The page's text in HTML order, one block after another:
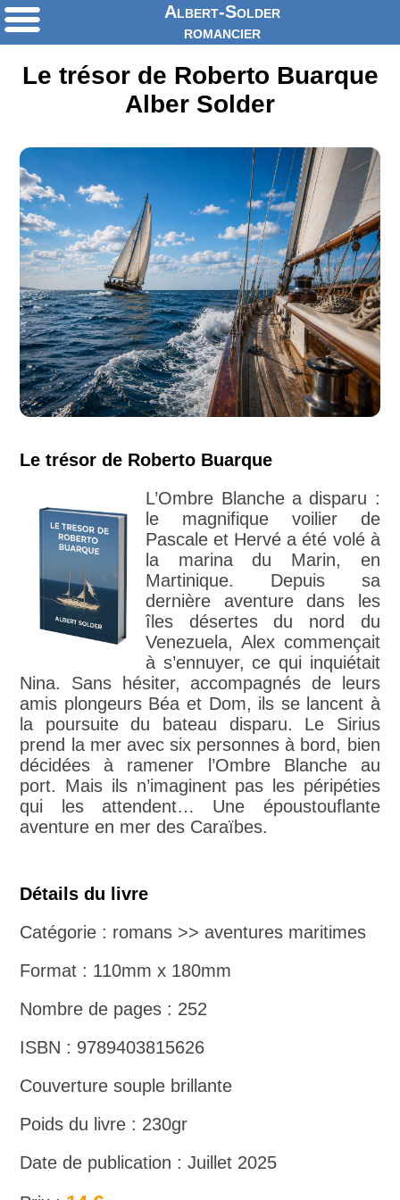
Albert-Solder
romancier
Le trésor de Roberto Buarque
Alber Solder
Le trésor de Roberto Buarque
L’Ombre Blanche a disparu :
le magnifique voilier de
Pascale et Hervé a été volé à
la marina du Marin, en
Martinique. Depuis sa
dernière aventure dans les
îles désertes du nord du
Venezuela, Alex commençait
à s’ennuyer, ce qui inquiétait
Nina. Sans hésiter, accompagnés de leurs
amis plongeurs Béa et Dom, ils se lancent à
la poursuite du bateau disparu. Le Sirius
prend la mer avec six personnes à bord, bien
décidées à ramener l’Ombre Blanche au
port. Mais ils n’imaginent pas les péripéties
qui les attendent… Une époustouflante
aventure en mer des Caraïbes.
Détails du livre
Catégorie : romans >> aventures maritimes
Format : 110mm x 180mm
Nombre de pages : 252
ISBN : 9789403815626
Couverture souple brillante
Poids du livre : 230gr
Date de publication : Juillet 2025